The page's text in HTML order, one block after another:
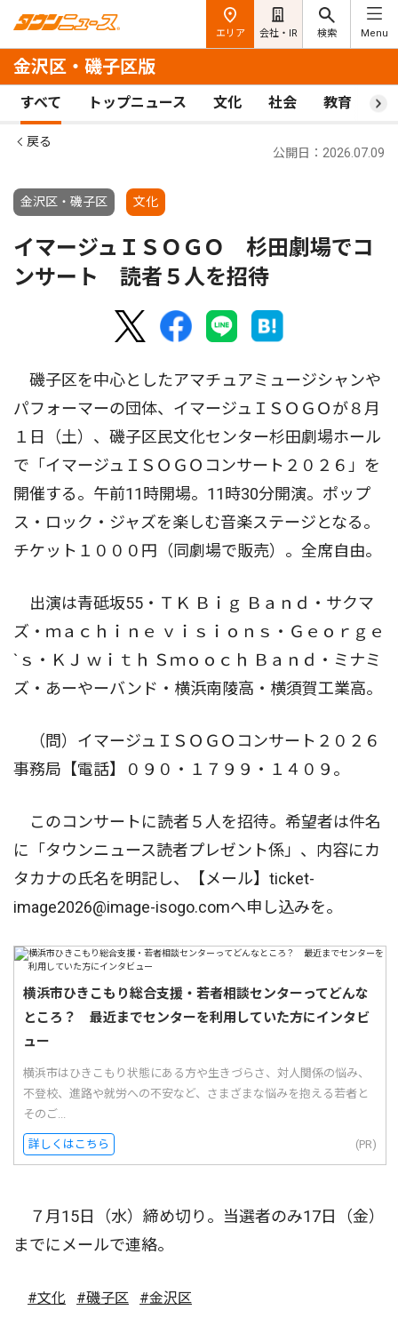
エリア 会社・IR 検索 Menu
金沢区・磯子区版
すべて トップニュース 文化 社会 教育 ス
戻る
金沢区・磯子区 文化
公開日：2026.07.09
イマージュＩＳＯＧＯ 杉田劇場でコ
ンサート 読者５人を招待
磯子区を中心としたアマチュアミュージシャンや
パフォーマーの団体、イマージュＩＳＯＧＯが８月
１日（土）、磯子区民文化センター杉田劇場ホール
で「イマージュＩＳＯＧＯコンサート２０２６」を
開催する。午前11時開場。11時30分開演。ポップ
ス・ロック・ジャズを楽しむ音楽ステージとなる。
チケット１０００円（同劇場で販売）。全席自由。
出演は青砥坂55・ＴＫ Ｂｉｇ Ｂａｎｄ・サクマ
ズ・ｍａｃｈｉｎｅ ｖｉｓｉｏｎｓ・Ｇｅｏｒｇｅ
`ｓ・ＫＪ ｗｉｔｈ Ｓｍｏｏｃｈ Ｂａｎｄ・ミナミ
ズ・あーやーバンド・横浜南陵高・横須賀工業高。
（問）イマージュＩＳＯＧＯコンサート２０２６
事務局【電話】０９０・１７９９・１４０９。
このコンサートに読者５人を招待。希望者は件名
に「タウンニュース読者プレゼント係」、内容にカ
タカナの氏名を明記し、【メール】ticket-
image2026@image-isogo.comへ申し込みを。
横浜市ひきこもり総合支援・若者相談センターってどんな
ところ？ 最近までセンターを利用していた方にインタビ
ュー
横浜市はひきこもり状態にある方や生きづらさ、対人関係の悩み、
不登校、進路や就労への不安など、さまざまな悩みを抱える若者と
そのご...
詳しくはこちら (PR)
７月15日（水）締め切り。当選者のみ17日（金）
までにメールで連絡。
#文化 #磯子区 #金沢区